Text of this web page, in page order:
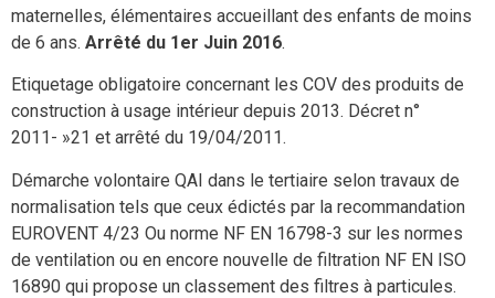
maternelles, élémentaires accueillant des enfants de moins
de 6 ans. Arrêté du 1er Juin 2016.
Etiquetage obligatoire concernant les COV des produits de
construction à usage intérieur depuis 2013. Décret n°
2011- »21 et arrêté du 19/04/2011.
Démarche volontaire QAI dans le tertiaire selon travaux de
normalisation tels que ceux édictés par la recommandation
EUROVENT 4/23 Ou norme NF EN 16798-3 sur les normes
de ventilation ou en encore nouvelle de filtration NF EN ISO
16890 qui propose un classement des filtres à particules.